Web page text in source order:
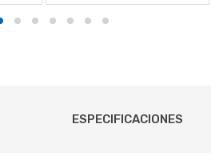
ESPECIFICACIONES